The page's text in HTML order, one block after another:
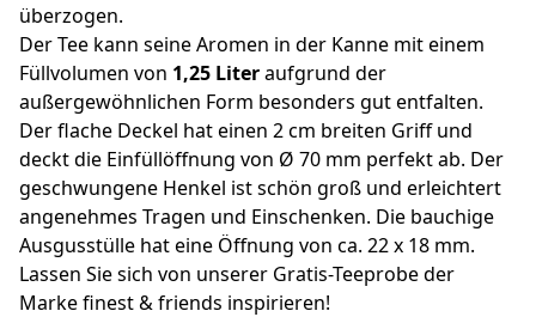
überzogen.
Der Tee kann seine Aromen in der Kanne mit einem
Füllvolumen von 1,25 Literaufgrund der
außergewöhnlichen Form besonders gut entfalten.
Der flache Deckel hat einen 2 cm breiten Griff und
deckt die Einfüllöffnung von Ø 70 mm perfekt ab. Der
geschwungene Henkel ist schön groß und erleichtert
angenehmes Tragen und Einschenken. Die bauchige
Ausgusstülle hat eine Öffnung von ca. 22 x 18 mm.
Lassen Sie sich von unserer Gratis-Teeprobe der
Marke finest & friends inspirieren!